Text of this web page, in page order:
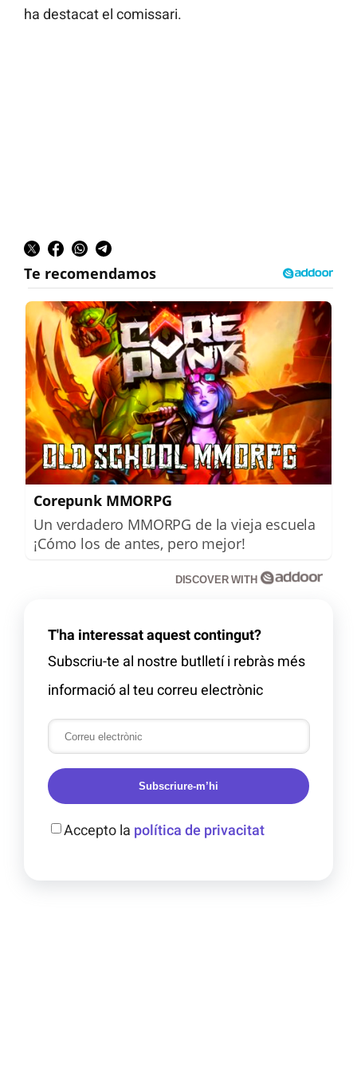
ha destacat el comissari.
Corepunk MMORPG
Un verdadero MMORPG de la vieja escuela
¡Cómo los de antes, pero mejor!
DISCOVER WITH
T'ha interessat aquest contingut?
Subscriu-te al nostre butlletí i rebràs més
informació al teu correu electrònic
Subscriure-m’hi
Accepto la política de privacitat